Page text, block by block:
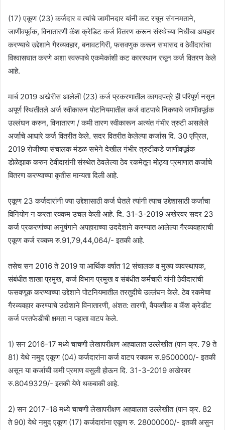
(17) एकूण (23) कर्जदार व त्यांचे जामीनदार यांनी कट रचून संगनमताने,
जाणीवपूर्वक, विनातारणी कॅश क्रेडिट कर्ज वितरण करून संस्थेच्या निधीचा अपहार
करण्याचे उद्देशाने गैरव्यवहार, बनावटगिरी, फसवणुक करून सभासद व ठेवीदारांचा
विश्वासघात करणे अशा स्वरुपाचे एकमेकांशी कट कारस्थान रचून कर्ज वितरण केले
आहे.
मार्च 2019 अखेरीस आलेली (23) कर्ज प्रकरणातील कागदपत्रे ही परिपूर्ण नसून
अपूर्ण स्थितीतले अर्ज स्वीकारुन पोटनियमातील कर्ज वाटपाचे निकषाचे जाणीवपूर्वक
उल्लंघन करुन, विनातारण / कमी तारण स्वीकारून अत्यंत गंभीर त्रुटी असलेले
अर्जाचे आधारे कर्ज वितरीत केले. सदर वितरीत केलेल्या कर्जास दि. 30 एप्रिल,
2019 रोजीच्या संचालक मंडळ सभेने देखील गंभीर त्रुटीकडे जाणीवपूर्वक
डोळेझाक करुन ठेवीदारांनी संस्थेत ठेवलेल्या ठेव रकमेतून मोठ्या प्रमाणात कर्जाचे
वितरण करण्याच्या कृतीस मान्यता दिली आहे.
एकूण 23 कर्जदारांनी ज्या उद्देशासाठी कर्ज घेतले त्यांनी त्याच उद्देशासाठी कर्जाचा
विनियोग न करता रक्कम उचल केली आहे. दि. 31-3-2019 अखेरवर सदर 23
कर्ज प्रकरणांच्या अनुषंगाने अपहाराच्या उददेशाने करण्यात आलेल्या गैरव्यवहाराची
एकूण कर्ज रक्कम रु.91,79,44,064/- इतकी आहे.
तसेच सन 2016 ते 2019 या आर्थिक वर्षात 12 संचालक व मुख्य व्यवस्थापक,
संबंधीत शाखा प्रमुख, कर्ज विभाग प्रमुख व संबंधीत कर्मचारी यांनी ठेवीदारांची
फसवणूक करण्याच्या उद्देशाने पोटनियमातील तरतुदीचे उल्लंघन केले. ठेव रकमेचा
गैरव्यवहार करण्याचे उद्येशाने विनातारणी, अंशत: तारणी, वैयक्तीक व कॅश क्रेडीट
कर्ज परतफेडीची क्षमता न पहाता वाटप केले.
1) सन 2016-17 मध्ये चाचणी लेखापरीक्षण अहवालात उल्लेखीत (पान क्र. 79 ते
81) येथे नमुद एकूण (04) कर्जदारांना कर्ज वाटप रक्कम रु.9500000/- इतकी
असून या कर्जाची कमी प्रमाण वसुली होऊन दि. 31-3-2019 अखेरवर
रु.8049329/- इतकी येणे थकबाकी आहे.
2) सन 2017-18 मध्ये चाचणी लेखापरीक्षण अहवालात उल्लेखीत (पान क्र. 82
ते 90) येथे नमुद एकूण (17) कर्जदारांना एकूण रु. 28000000/- इतकी असुन